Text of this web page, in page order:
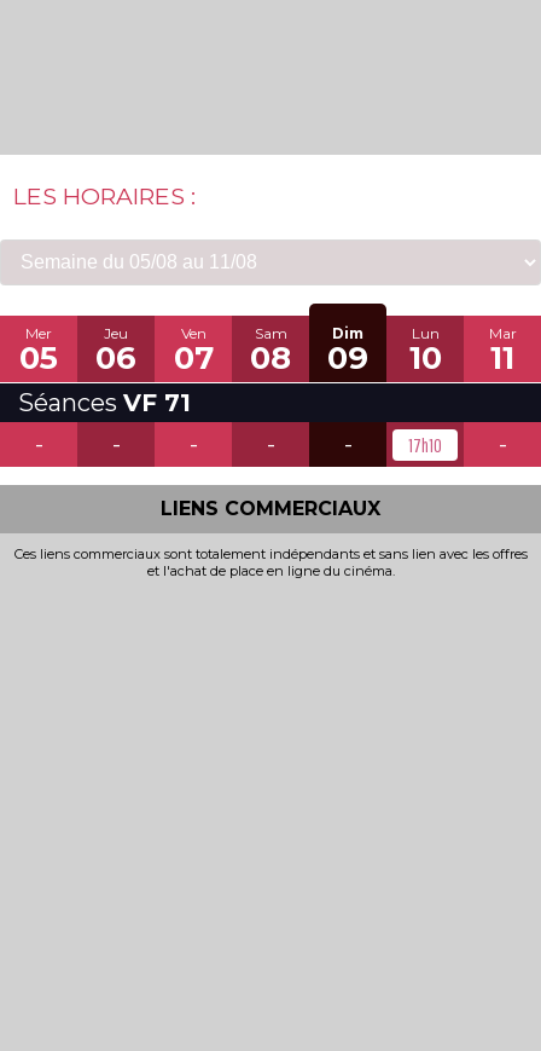
LES HORAIRES :
Mer
05
Jeu
06
Ven
07
Sam
08
Dim
09
Lun
10
Mar
11
Séances VF 71
-
- - - - 17h10 -
LIENS COMMERCIAUX
Ces liens commerciaux sont totalement indépendants et sans lien avec les offres
et l'achat de place en ligne du cinéma.